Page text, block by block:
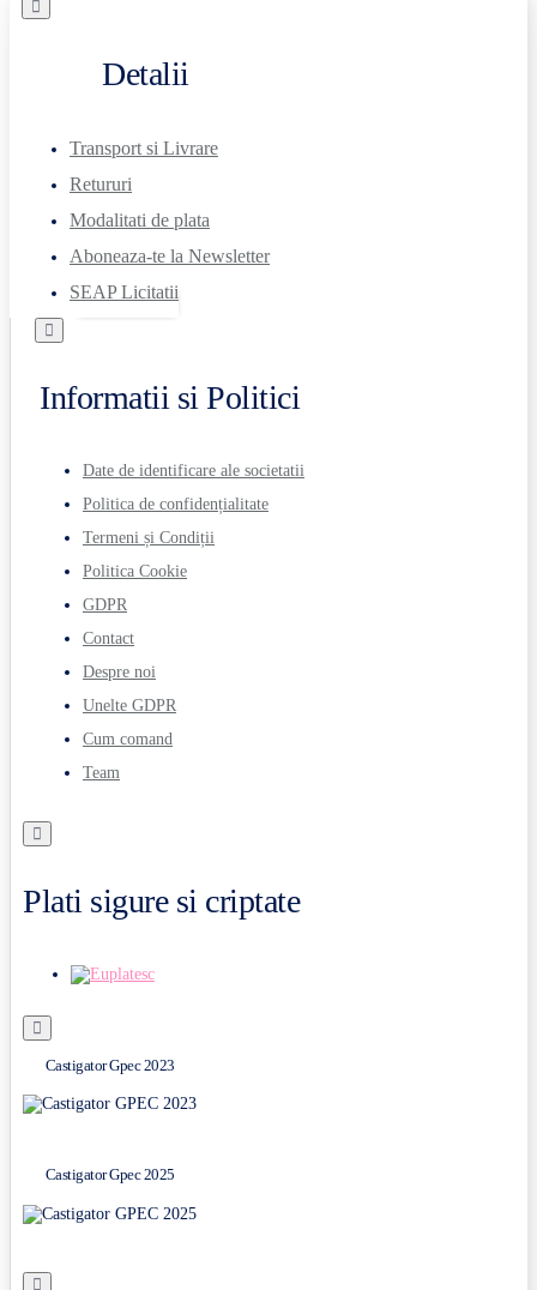
Detalii
Transport si Livrare
Retururi
Modalitati de plata
Aboneaza-te la Newsletter
SEAP Licitatii
Informatii si Politici
Date de identificare ale societatii
Politica de confidențialitate
Termeni și Condiții
Politica Cookie
GDPR
Contact
Despre noi
Unelte GDPR
Cum comand
Team
Plati sigure si criptate
Castigator Gpec 2023
Castigator Gpec 2025